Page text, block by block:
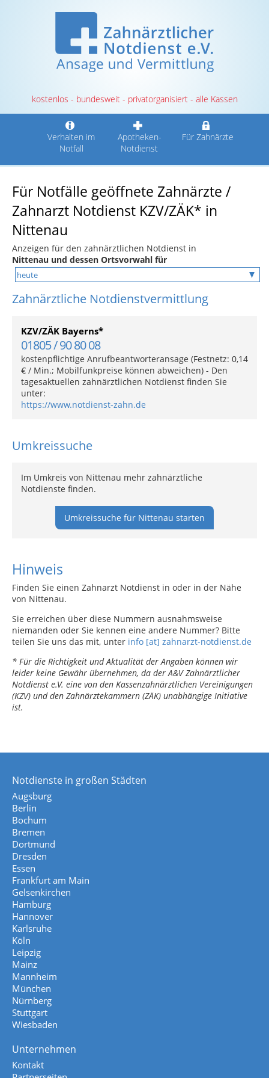
kostenlos - bundesweit - privatorganisiert - alle Kassen
Verhalten im
Notfall
Apotheken-
Notdienst
Für Zahnärzte
Für Notfälle geöffnete Zahnärzte /
Zahnarzt Notdienst KZV/ZÄK* in
Nittenau
Anzeigen für den zahnärztlichen Notdienst in
Nittenau und dessen Ortsvorwahl für
Zahnärztliche Notdienstvermittlung
KZV/ZÄK Bayerns*
01805 / 90 80 08
kostenpflichtige Anrufbeantworteransage (Festnetz: 0,14
€ / Min.; Mobilfunkpreise können abweichen) - Den
tagesaktuellen zahnärztlichen Notdienst finden Sie
unter:
https://www.notdienst-zahn.de
Umkreissuche
Im Umkreis von Nittenau mehr zahnärztliche
Notdienste finden.
Umkreissuche für Nittenau starten
Hinweis
Finden Sie einen Zahnarzt Notdienst in oder in der Nähe
von Nittenau.
Sie erreichen über diese Nummern ausnahmsweise
niemanden oder Sie kennen eine andere Nummer? Bitte
teilen Sie uns das mit, unter info [at] zahnarzt-notdienst.de
* Für die Richtigkeit und Aktualität der Angaben können wir
leider keine Gewähr übernehmen, da der A&V Zahnärztlicher
Notdienst e.V. eine von den Kassenzahnärztlichen Vereinigungen
(KZV) und den Zahnärztekammern (ZÄK) unabhängige Initiative
ist.
Notdienste in großen Städten
Augsburg
Berlin
Bochum
Bremen
Dortmund
Dresden
Essen
Frankfurt am Main
Gelsenkirchen
Hamburg
Hannover
Karlsruhe
Köln
Leipzig
Mainz
Mannheim
München
Nürnberg
Stuttgart
Wiesbaden
Unternehmen
Kontakt